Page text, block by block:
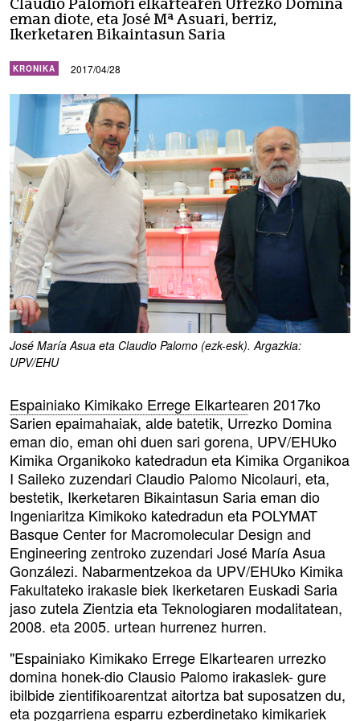
Claudio Palomori elkartearen Urrezko Domina
eman diote, eta José Mª Asuari, berriz,
Ikerketaren Bikaintasun Saria
KRONIKA 2017/04/28
José María Asua eta Claudio Palomo (ezk-esk). Argazkia:
UPV/EHU
Espainiako Kimikako Errege Elkartearen 2017ko
Sarien epaimahaiak, alde batetik, Urrezko Domina
eman dio, eman ohi duen sari gorena, UPV/EHUko
Kimika Organikoko katedradun eta Kimika Organikoa
I Saileko zuzendari Claudio Palomo Nicolauri, eta,
bestetik, Ikerketaren Bikaintasun Saria eman dio
Ingeniaritza Kimikoko katedradun eta POLYMAT
Basque Center for Macromolecular Design and
Engineering zentroko zuzendari José María Asua
Gonzálezi. Nabarmentzekoa da UPV/EHUko Kimika
Fakultateko irakasle biek Ikerketaren Euskadi Saria
jaso zutela Zientzia eta Teknologiaren modalitatean,
2008. eta 2005. urtean hurrenez hurren.
"Espainiako Kimikako Errege Elkartearen urrezko
domina honek-dio Clausio Palomo irakaslek- gure
ibilbide zientifikoarentzat aitortza bat suposatzen du,
eta pozgarriena esparru ezberdinetako kimikariek